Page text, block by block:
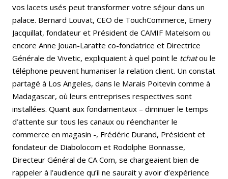
vos lacets usés peut transformer votre séjour dans un
palace. Bernard Louvat, CEO de TouchCommerce, Emery
Jacquillat, fondateur et Président de CAMIF Matelsom ou
encore Anne Jouan-Laratte co-fondatrice et Directrice
Générale de Vivetic, expliquaient à quel point le tchatou le
téléphone peuvent humaniser la relation client. Un constat
partagé à Los Angeles, dans le Marais Poitevin comme à
Madagascar, où leurs entreprises respectives sont
installées. Quant aux fondamentaux – diminuer le temps
d’attente sur tous les canaux ou réenchanter le
commerce en magasin -, Frédéric Durand, Président et
fondateur de Diabolocom et Rodolphe Bonnasse,
Directeur Général de CA Com, se chargeaient bien de
rappeler à l’audience qu’il ne saurait y avoir d’expérience